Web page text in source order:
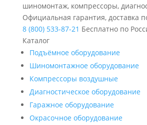
шиномонтаж, компрессоры,
Официальная гарантия, доставка
8 (800) 533-87-21 Бесплатно по
Каталог
Подъёмное оборудование
Шиномонтажное оборудование
Компрессоры воздушные
Диагностическое оборудование
Гаражное оборудование
Окрасочное оборудование